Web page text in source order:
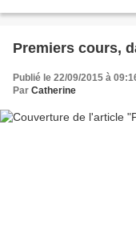
Premiers cours,
Publié le 22/09/2015 à
Par Catherine